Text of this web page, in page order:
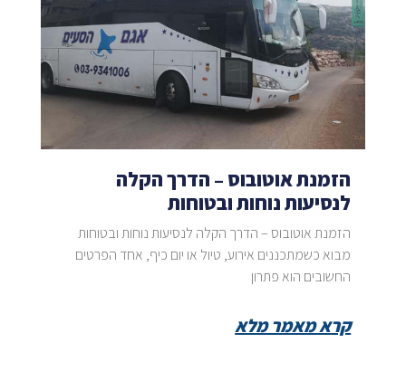
הזמנת אוטובוס – הדרך הקלה
לנסיעות נוחות ובטוחות
הזמנת אוטובוס – הדרך הקלה לנסיעות נוחות ובטוחות
מבוא כשמתכננים אירוע, טיול או יום כיף, אחד הפרטים
החשובים הוא פתרון
קרא מאמר מלא